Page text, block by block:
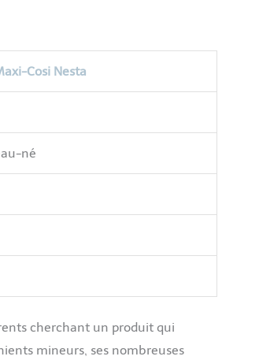
Cosi Nesta
né
cherchant un produit qui
mineurs, ses nombreuses